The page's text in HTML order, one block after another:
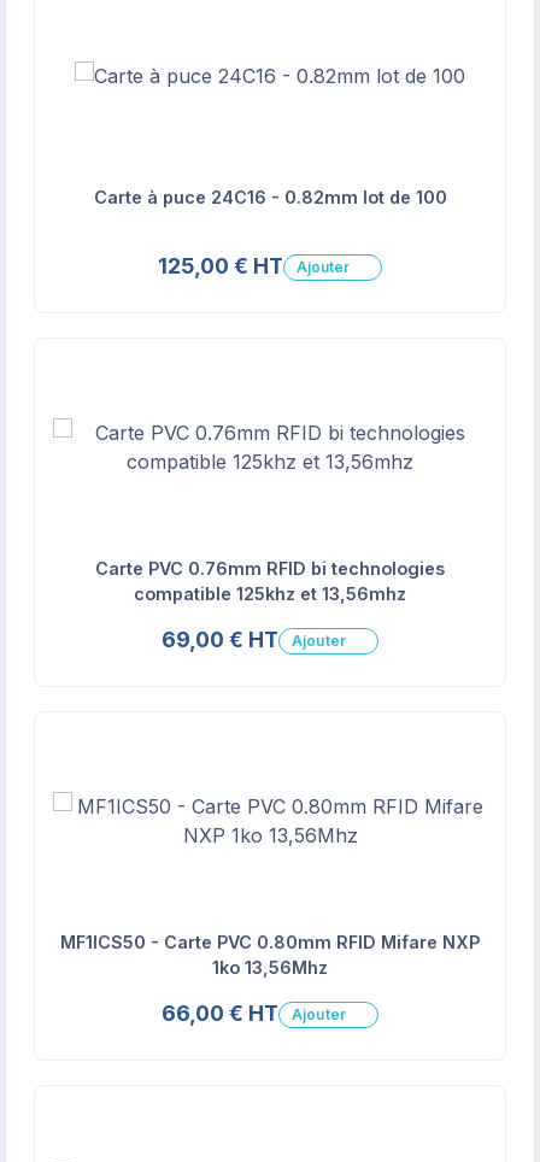
Carte à puce 24C16 - 0.82mm lot de 100
125,00 € HT Ajouter
Carte PVC 0.76mm RFID bi technologies
compatible 125khz et 13,56mhz
69,00 € HT Ajouter
MF1ICS50 - Carte PVC 0.80mm RFID Mifare NXP
1ko 13,56Mhz
66,00 € HT Ajouter